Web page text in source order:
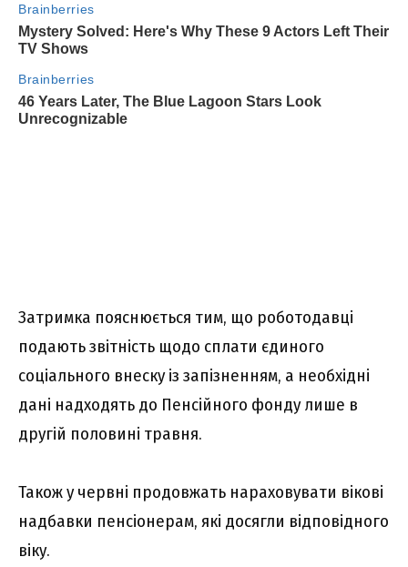
Затримка пояснюється тим, що роботодавці
подають звітність щодо сплати єдиного
соціального внеску із запізненням, а необхідні
дані надходять до Пенсійного фонду лише в
другій половині травня.
Також у червні продовжать нараховувати вікові
надбавки пенсіонерам, які досягли відповідного
віку.